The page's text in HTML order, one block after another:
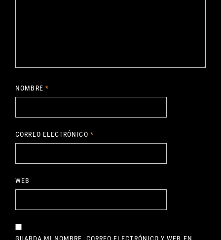
NOMBRE *
CORREO ELECTRÓNICO *
WEB
GUARDA MI NOMBRE, CORREO ELECTRÓNICO Y WEB EN